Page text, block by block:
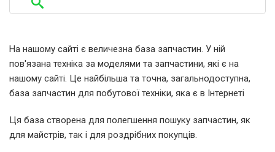
Zelmer Z88684MP(01)(886.84MP)
Zelmer Z88684MP/00
Zelmer Z88684SL(01)(886.84SL)
На нашому сайті є величезна база запчастин. У ній
пов'язана техніка за моделями та запчастини, які є на
нашому сайті. Це найбільша та точна, загальнодоступна,
база запчастин для побутової техніки, яка є в Інтернеті
Ця база створена для полегшення пошуку запчастин, як
для майстрів, так і для роздрібних покупців.